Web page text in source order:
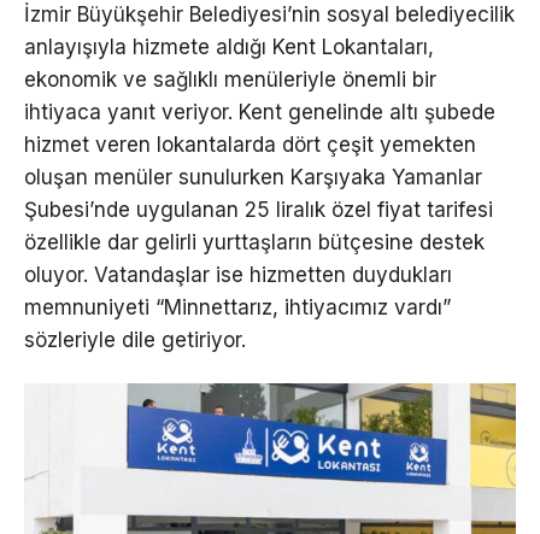
İzmir Büyükşehir Belediyesi’nin sosyal belediyecilik
anlayışıyla hizmete aldığı Kent Lokantaları,
ekonomik ve sağlıklı menüleriyle önemli bir
ihtiyaca yanıt veriyor. Kent genelinde altı şubede
hizmet veren lokantalarda dört çeşit yemekten
oluşan menüler sunulurken Karşıyaka Yamanlar
Şubesi’nde uygulanan 25 liralık özel fiyat tarifesi
özellikle dar gelirli yurttaşların bütçesine destek
oluyor. Vatandaşlar ise hizmetten duydukları
memnuniyeti “Minnettarız, ihtiyacımız vardı”
sözleriyle dile getiriyor.